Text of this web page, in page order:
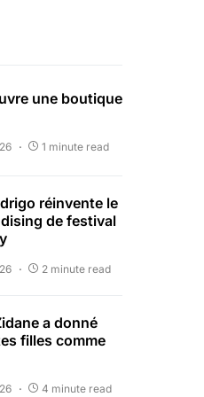
une boutique
1 minute read
réinvente le
de festival
2 minute read
a donné
filles comme
4 minute read